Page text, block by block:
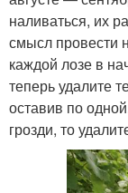
наливаться, их
смысл провести
каждой лозе в
теперь удалите
оставив по
грозди, то